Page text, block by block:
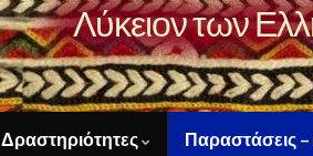
Λύκειον των
Δραστηριότητες Παραστάσεις –